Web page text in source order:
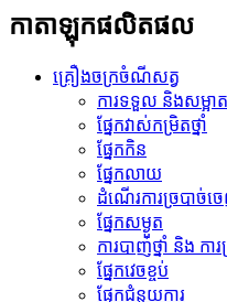
កាតាឡុកផលិតផល
គ្រឿងចក្រចំណីសត្វ
ការទទួល និងសម្អាត
ផ្នែក​វាស់​កម្រិត​ថ្នាំ
ផ្នែកកិន
ផ្នែកលាយ
ដំណើរការ​ច្របាច់​ច
ផ្នែកសម្ងួត
ការបាញ់ថ្នាំ និង ការ
ផ្នែកវេចខ្ចប់
ផ្នែកជំនួយការ